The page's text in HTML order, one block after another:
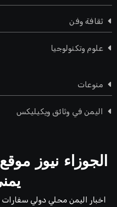
ثقافة وفن
علوم وتكنولوجيا
منوعات
اليمن في وثائق ويكيليكس
الجوزاء نيوز
اخبار اليمن محلي دولي